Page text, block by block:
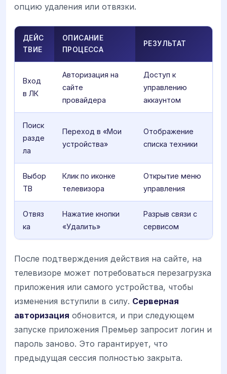
опцию удаления или отвязки.
ДЕЙС
ТВИЕ
ОПИСАНИЕ
ПРОЦЕССА
РЕЗУЛЬТАТ
Вход
в ЛК
Авторизация на
сайте
провайдера
Доступ к
управлению
аккаунтом
Поиск
разде
ла
Переход в «Мои
устройства»
Отображение
списка техники
Выбор
ТВ
Клик по иконке
телевизора
Открытие меню
управления
Отвяз
ка
Нажатие кнопки
«Удалить»
Разрыв связи с
сервисом
После подтверждения действия на сайте, на
телевизоре может потребоваться перезагрузка
приложения или самого устройства, чтобы
изменения вступили в силу. Серверная
авторизация обновится, и при следующем
запуске приложения Премьер запросит логин и
пароль заново. Это гарантирует, что
предыдущая сессия полностью закрыта.